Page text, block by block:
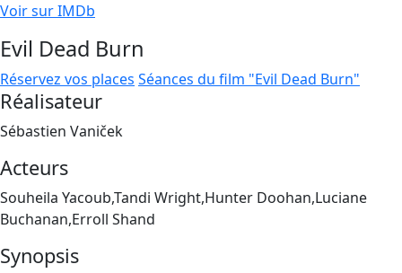
Voir sur IMDb
Evil Dead Burn
Réservez vos places Séances du film "Evil Dead Burn"
Réalisateur
Sébastien Vaniček
Acteurs
Souheila Yacoub,Tandi Wright,Hunter Doohan,Luciane
Buchanan,Erroll Shand
Synopsis